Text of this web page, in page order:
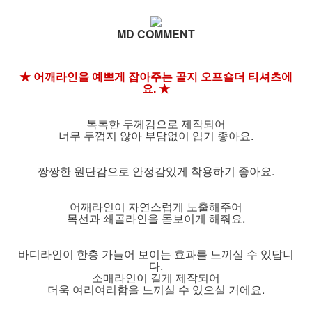
MD COMMENT
★ 어깨라인을 예쁘게 잡아주는 골지 오프숄더 티셔츠에
요. ★
톡톡한 두께감으로 제작되어
너무 두껍지 않아 부담없이 입기 좋아요.
짱짱한 원단감으로 안정감있게 착용하기 좋아요.
어깨라인이 자연스럽게 노출해주어
목선과 쇄골라인을 돋보이게 해줘요.
바디라인이 한층 가늘어 보이는 효과를 느끼실 수 있답니
다.
소매라인이 길게 제작되어
더욱 여리여리함을 느끼실 수 있으실 거에요.